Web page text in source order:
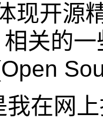
现开源
关的
我在网